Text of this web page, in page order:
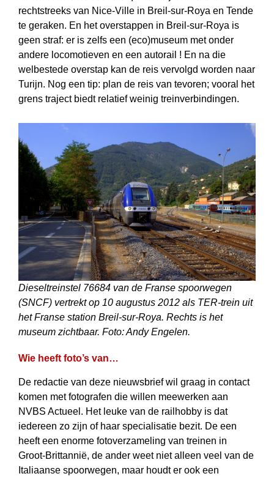
rechtstreeks van Nice-Ville in Breil-sur-Roya en Tende
te geraken. En het overstappen in Breil-sur-Roya is
geen straf: er is zelfs een (eco)museum met onder
andere locomotieven en een autorail ! En na die
welbestede overstap kan de reis vervolgd worden naar
Turijn. Nog een tip: plan de reis van tevoren; vooral het
grens traject biedt relatief weinig treinverbindingen.
Dieseltreinstel 76684 van de Franse spoorwegen
(SNCF) vertrekt op 10 augustus 2012 als TER-trein uit
het Franse station Breil-sur-Roya. Rechts is het
museum zichtbaar. Foto: Andy Engelen.
Wie heeft foto’s van…
De redactie van deze nieuwsbrief wil graag in contact
komen met fotografen die willen meewerken aan
NVBS Actueel. Het leuke van de railhobby is dat
iedereen zo zijn of haar specialisatie bezit. De een
heeft een enorme fotoverzameling van treinen in
Groot-Brittannië, de ander weet niet alleen veel van de
Italiaanse spoorwegen, maar houdt er ook een